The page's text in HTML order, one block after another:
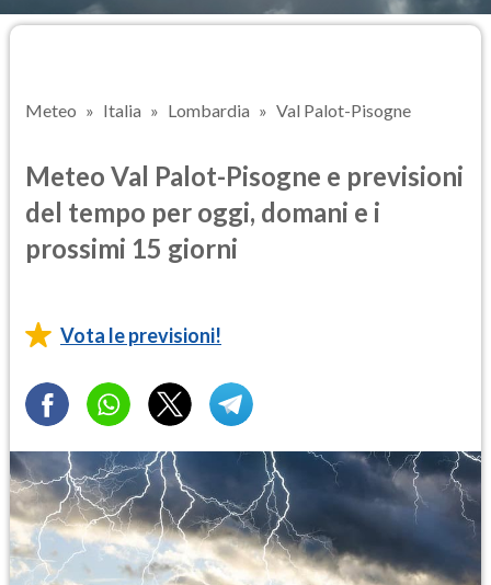
Meteo Italia Lombardia Val Palot-Pisogne
Meteo Val Palot-Pisogne e previsioni
del tempo per oggi, domani e i
prossimi 15 giorni
Vota le previsioni!